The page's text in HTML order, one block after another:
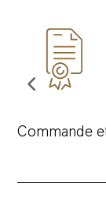
Commande